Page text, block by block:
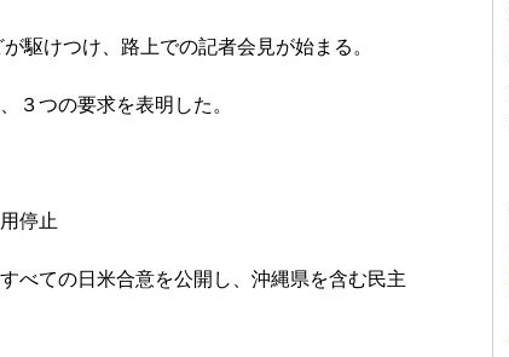
駆けつけ、路上での記者会見が始まる。
３つの要求を表明した。
停止
べての日米合意を公開し、沖縄県を含む民主